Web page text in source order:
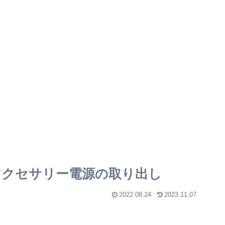
セサリー電源の取り出し
2022.08.24 2023.11.07